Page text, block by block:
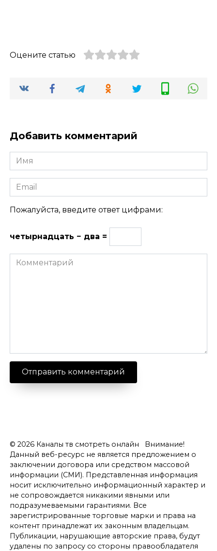
Оцените статью
Добавить комментарий
Имя
Email
Пожалуйста, введите ответ цифрами:
четырнадцать − два =
Комментарий
© 2026 Каналы тв смотреть онлайн Внимание!
Данный веб-ресурс не является предложением о
заключении договора или средством массовой
информации (СМИ). Представленная информация
носит исключительно информационный характер и
не сопровождается никакими явными или
подразумеваемыми гарантиями. Все
зарегистрированные торговые марки и права на
контент принадлежат их законным владельцам.
Публикации, нарушающие авторские права, будут
удалены по запросу со стороны правообладателя